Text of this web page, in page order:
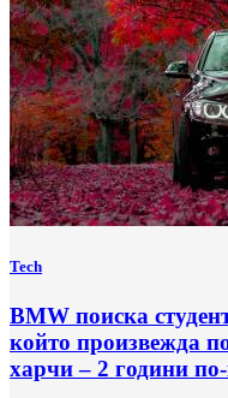
Tech
BMW поиска
който произвежда
харчи – 2 години